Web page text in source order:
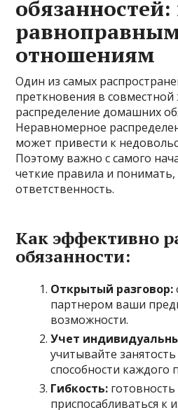
обязанностей:
отношениям
Один из самых
преткновения в совместной
распределение домашних
Неравномерное
может привести к
Поэтому важно с самого
четкие правила и
ответственность.
Как эффективно
обязанности:
Открытый разговор:
партнером ваши
возможности.
Учет
учитывайте
способности каждого
Гибкость:
приспосабливаться к